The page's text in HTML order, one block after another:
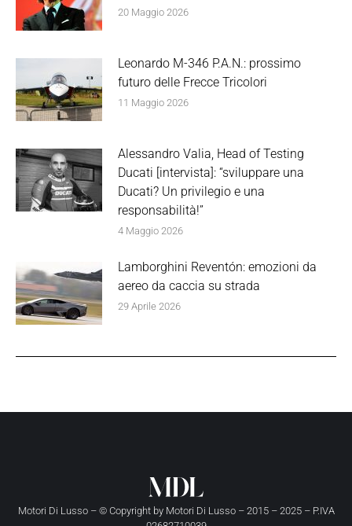
20 Maggio 2026
Leonardo M-346 P.A.N.: prossimo
futuro delle Frecce Tricolori
11 Maggio 2026
Alessandro Valia, Head of Testing
Ducati [intervista]: “sviluppare una
Ducati? Un privilegio e una
responsabilità!”
4 Maggio 2026
Lamborghini Reventón: emozioni da
aereo da caccia su strada
29 Aprile 2026
Motori Di Lusso – © Copyright by Motori Di Lusso– 2015 – 2025 – P.IVA